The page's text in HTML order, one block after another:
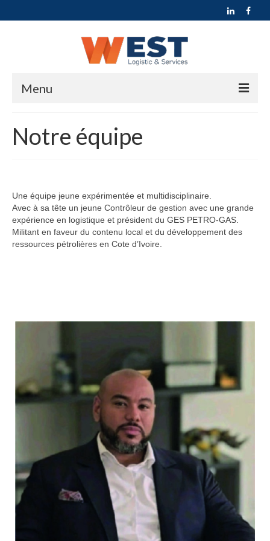
Menu
QUI SOMMES NOUS ?
Transport, Logistique et Supply Chain
Transport et Location de véhicule
Transport et Distribution
Fourniture matériel, équipements
Dragage, chargement
Mise à disposition d’équipement
Maintenance
Exploitation et maintenance
ÉQUIPE
RÉALISATIONS
Notre équipe
Une équipe jeune expérimentée et multidisciplinaire.
Avec à sa tête un jeune Contrôleur de gestion avec une grande
expérience en logistique et président du GES PETRO-GAS.
Militant en faveur du contenu local et du développement des
ressources pétrolières en Cote d’Ivoire.